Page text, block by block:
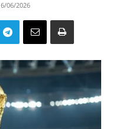
06/2026